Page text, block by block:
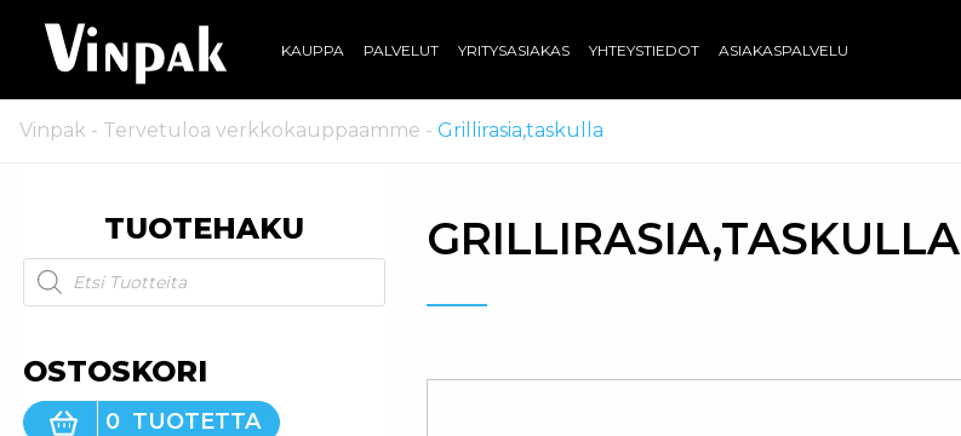
KAUPPA PALVELUT YRITYSASIAKAS YHTEYSTIEDOT ASIAKASPALVELU
Vinpak - Tervetuloa verkkokauppaamme - Grillirasia,taskulla
TUOTEHAKU
Products search
OSTOSKORI
0 TUOTETTA
GRILLIRASIA,TASKULLA